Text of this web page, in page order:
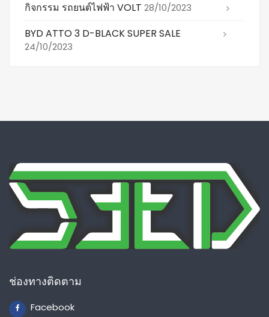
กิจกรรม รถยนต์ไฟฟ้า VOLT 28/10/2023
BYD ATTO 3 D-BLACK SUPER SALE
24/10/2023
ช่องทางติดตาม
Facebook